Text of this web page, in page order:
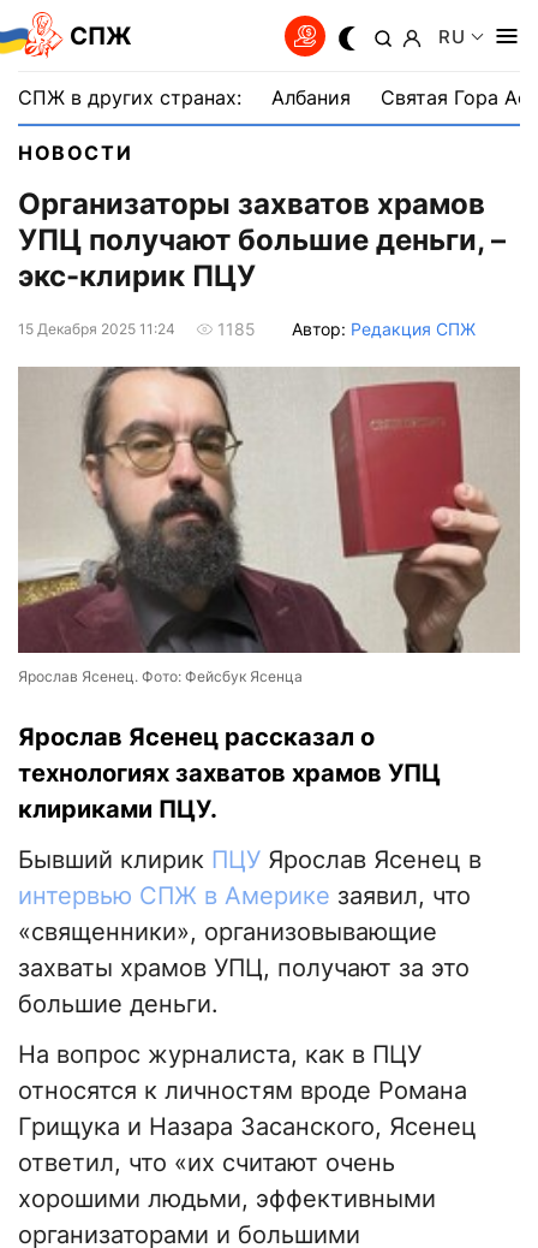
СПЖ RU
СПЖ в других странах: Албания Святая Гора
НОВОСТИ
Организаторы захватов храмов
УПЦ получают большие деньги, –
экс-клирик ПЦУ
15 Декабря 2025 11:24 1185 Автор: Редакция СПЖ
Ярослав Ясенец. Фото: Фейсбук Ясенца
Ярослав Ясенец рассказал о
технологиях захватов храмов УПЦ
клириками ПЦУ.
Бывший клирик ПЦУ Ярослав Ясенец в
интервью СПЖ в Америке заявил, что
«священники», организовывающие
захваты храмов УПЦ, получают за это
большие деньги.
На вопрос журналиста, как в ПЦУ
относятся к личностям вроде Романа
Грищука и Назара Засанского, Ясенец
ответил, что «их считают очень
хорошими людьми, эффективными
организаторами и большими